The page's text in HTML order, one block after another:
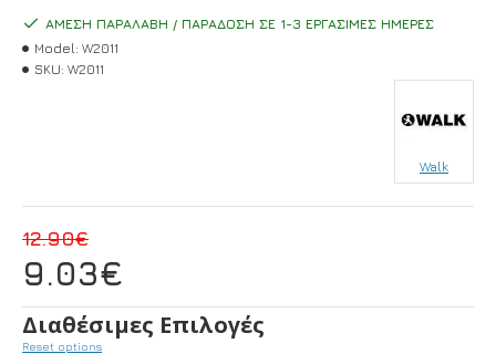
9.03€
12.90€
ΆΜΕΣΗ ΠΑΡΑΛΑΒΉ / ΠΑΡΆΔΟΣΗ ΣΕ 1-3 ΕΡΓΆΣΙΜΕΣ ΗΜΈΡΕΣ
Model: W2011
SKU: W2011
Walk
Διαθέσιμες Επιλογές
Reset options